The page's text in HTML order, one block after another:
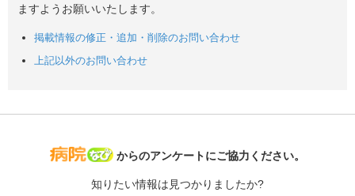
ますようお願いいたします。
掲載情報の修正・追加・削除のお問い合わせ
上記以外のお問い合わせ
病院なび
からのアンケートにご協力ください。
知りたい情報は見つかりましたか?